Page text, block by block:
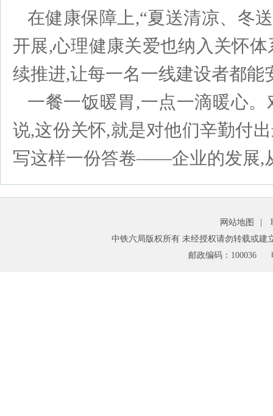
在健康保障上,“夏送清凉、冬
开展,心理健康关爱也纳入关怀
续推进,让每一名一线建设者都能
一餐一饭暖胃,一点一滴暖心
说,这份关怀,就是对他们辛勤付
写这样一份答卷——企业的发展,
网站地图
中铁六局版权所有 未经授权请勿转载或建
邮政编码：100036